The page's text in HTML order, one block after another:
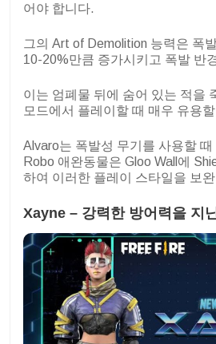
어야 합니다.
그의 Art of Demolition 능력은 폭
10-20%만큼 증가시키고 폭발 반
이는 엄폐물 뒤에 숨어 있는 적을
모드에서 플레이할 때 매우 유용
Alvaro는 폭발성 무기를 사용할 때
Robo 애완동물은 Gloo Wall에
하여 이러한 플레이 스타일을 보
Xayne – 강력한 방어력을 지